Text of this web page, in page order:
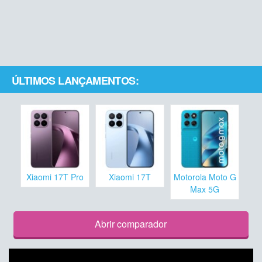
ÚLTIMOS LANÇAMENTOS:
Xiaomi 17T Pro Xiaomi 17T
Motorola Moto G
Max 5G
Abrir comparador